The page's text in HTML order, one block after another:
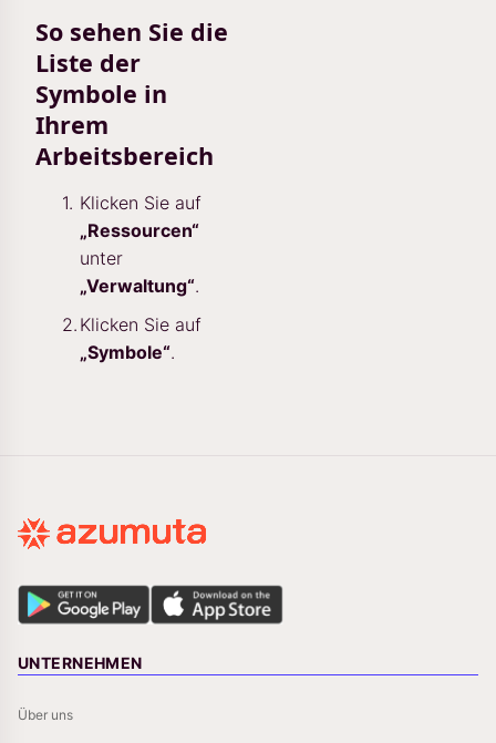
So sehen Sie die
Liste der
Symbole in
Ihrem
Arbeitsbereich
Klicken Sie auf
„Ressourcen“
unter
„Verwaltung“.
Klicken Sie auf
„Symbole“.
UNTERNEHMEN
Über uns